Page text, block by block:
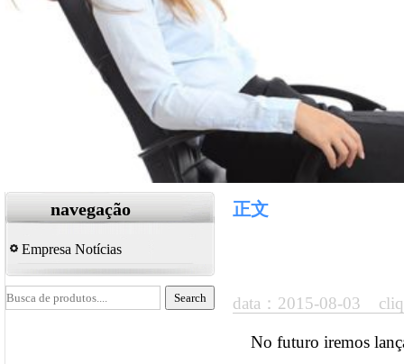
navegação
Empresa Notícias
正文
data：2015-08-03
No futuro iremos